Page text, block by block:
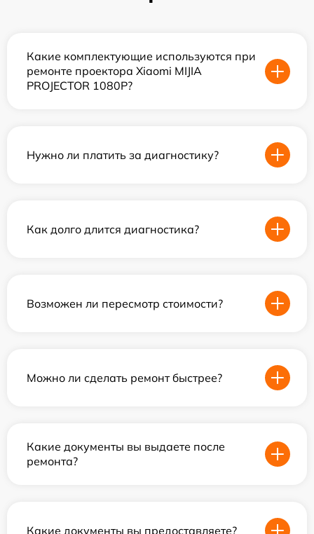
Какие комплектующие используются при
ремонте проектора Xiaomi MIJIA
PROJECTOR 1080P?
Нужно ли платить за диагностику?
Как долго длится диагностика?
Возможен ли пересмотр стоимости?
Можно ли сделать ремонт быстрее?
Какие документы вы выдаете после
ремонта?
Какие документы вы предоставляете?